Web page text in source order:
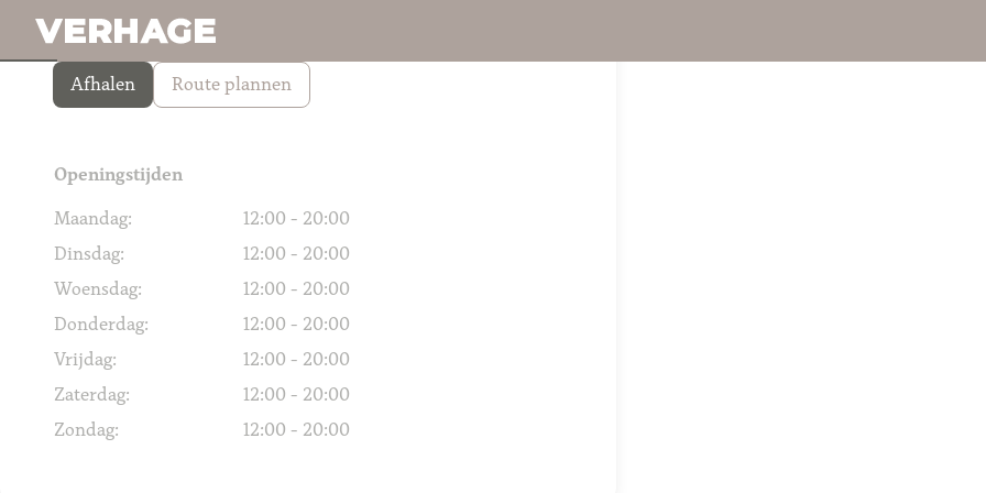
haamstede@verhagemail.nl
Afhalen Route plannen
Openingstijden
Maandag:
12:00 - 20:00
Dinsdag:
12:00 - 20:00
Woensdag:
12:00 - 20:00
Donderdag:
12:00 - 20:00
Vrijdag:
12:00 - 20:00
Zaterdag:
12:00 - 20:00
Zondag:
12:00 - 20:00